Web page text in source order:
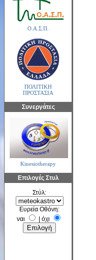
Ο.Α.Σ.Π.
ΠΟΛΙΤΙΚΗ
ΠΡΟΣΤΑΣΙΑ
Συνεργάτες
Kinesiotherapy
Επιλογές Στυλ
Στύλ:
Ευρεία Οθόνη:
ναι
όχι